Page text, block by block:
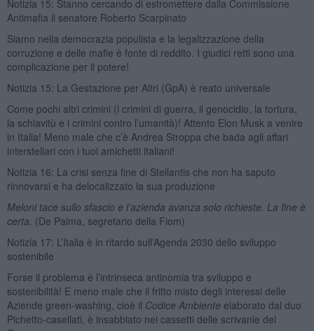
Notizia 15: Stanno cercando di estromettere dalla Commissione
Antimafia il senatore Roberto Scarpinato
Siamo nella democrazia populista e la legalizzazione della
corruzione e delle mafie è fonte di reddito. I giudici retti sono una
complicazione per il potere!
Notizia 15: La Gestazione per Altri (GpA) è reato universale
Come pochi altri crimini (i crimini di guerra, il genocidio, la tortura,
la schiavitù e i crimini contro l’umanità)! Attento Elon Musk a venire
in Italia! Meno male che c’è Andrea Stroppa che bada agli affari
interstellari con i tuoi amichetti italiani!
Notizia 16: La crisi senza fine di Stellantis che non ha saputo
rinnovarsi e ha delocalizzato la sua produzione
Meloni tace sullo sfascio e l’azienda avanza solo richieste. La fine è
certa. (De Palma, segretario della Fiom)
Notizia 17: L’Italia è in ritardo sull’Agenda 2030 dello sviluppo
sostenibile
Forse il problema è l’intrinseca antinomia tra sviluppo e
sostenibilità! E meno male che il fritto misto degli interessi delle
Aziende green-washing, cioè il Codice Ambiente elaborato dal duo
Pichetto-casellati, è insabbiato nei cassetti delle scrivanie del